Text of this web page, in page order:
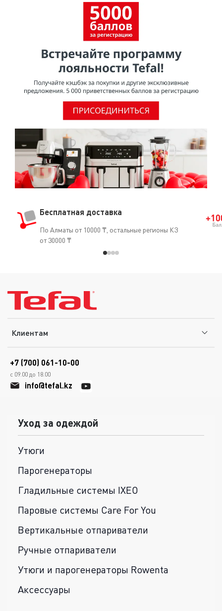
Бесплатная доставка
По Алматы от 10000 ₸, остальные регионы КЗ
от 30000 ₸
Клиентам
+7 (700) 061-10-00
с 09.00 до 18.00
info@tefal.kz
Уход за одеждой
Утюги
Парогенераторы
Гладильные системы IXEO
Паровые системы Care For You
Вертикальные отпариватели
Ручные отпариватели
Утюги и парогенераторы Rowenta
Аксессуары